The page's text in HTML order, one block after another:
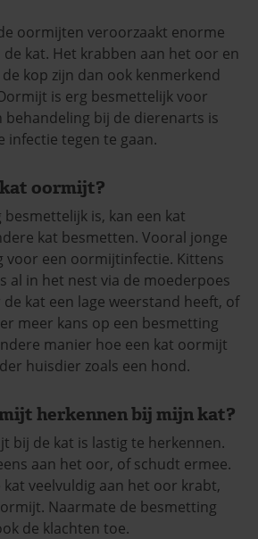
oormijten veroorzaakt enorme
kat. Het krabben aan het oor en
kop zijn dan ook kenmerkend
is erg besmettelijk voor
behandeling bij de dierenarts is
infectie tegen te gaan.
oormijt?
is, kan een kat
kat besmetten. Vooral jonge
voor een oormijtinfectie. Kittens
al in het nest via de moederpoes
kat een lage weerstand heeft, of
meer kans op een besmetting
manier hoe een kat oormijt
huisdier zoals een hond.
herkennen bij mijn kat?
bij de kat is lastig te herkennen.
aan het oor, of schudt ermee.
kat veelvuldig aan het oor krabt,
Naarmate de besmetting
de klachten toe.